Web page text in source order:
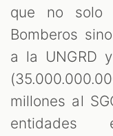
que no solo
Bomberos
a la UNGRD
millones al
entidades